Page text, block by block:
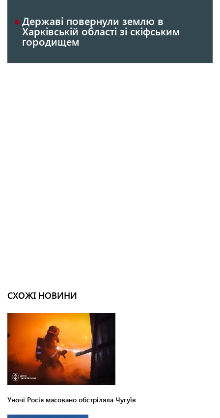
Державі повернули землю в
Харківській області зі скіфським
городищем
СХОЖІ НОВИНИ
Уночі Росія масовано обстріляла Чугуїв